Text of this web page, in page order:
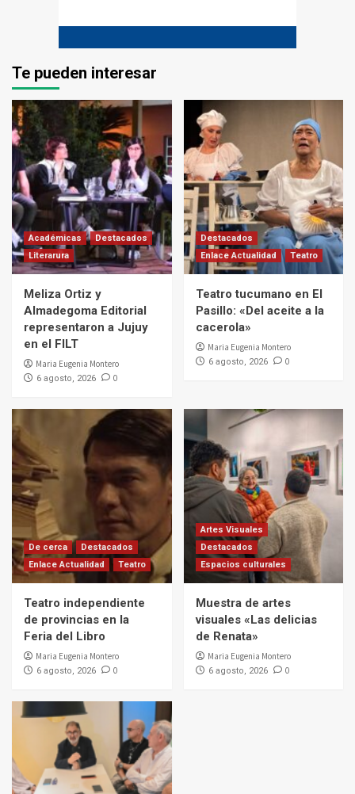
Te pueden interesar
Académicas
Destacados
Literarura
Meliza Ortiz y
Almadegoma Editorial
representaron a Jujuy
en el FILT
Maria Eugenia Montero
6 agosto, 2026 0
Destacados
Enlace Actualidad
Teatro
Teatro tucumano en El
Pasillo: «Del aceite a la
cacerola»
Maria Eugenia Montero
6 agosto, 2026 0
De cerca
Destacados
Enlace Actualidad
Teatro
Teatro independiente
de provincias en la
Feria del Libro
Maria Eugenia Montero
6 agosto, 2026 0
Artes Visuales
Destacados
Espacios culturales
Muestra de artes
visuales «Las delicias
de Renata»
Maria Eugenia Montero
6 agosto, 2026 0